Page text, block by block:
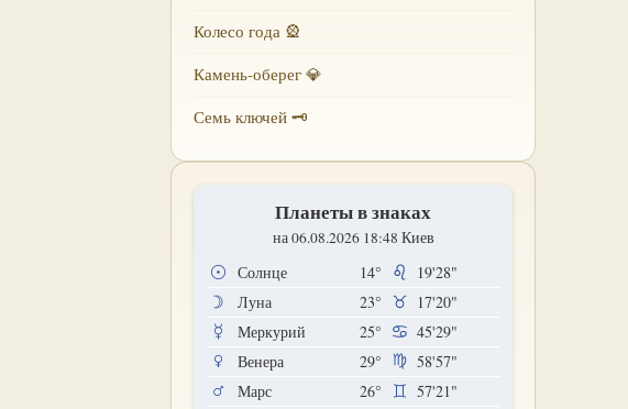
Колесо года 🎡
Камень-оберег 💎
Семь ключей 🗝
Планеты в знаках
на 06.08.2026 18:48 Киев
Солнце 14°
19'28"
Луна
23°
17'20"
Меркурий
25°
45'29"
Венера
29°
58'57"
Марс
26°
57'21"